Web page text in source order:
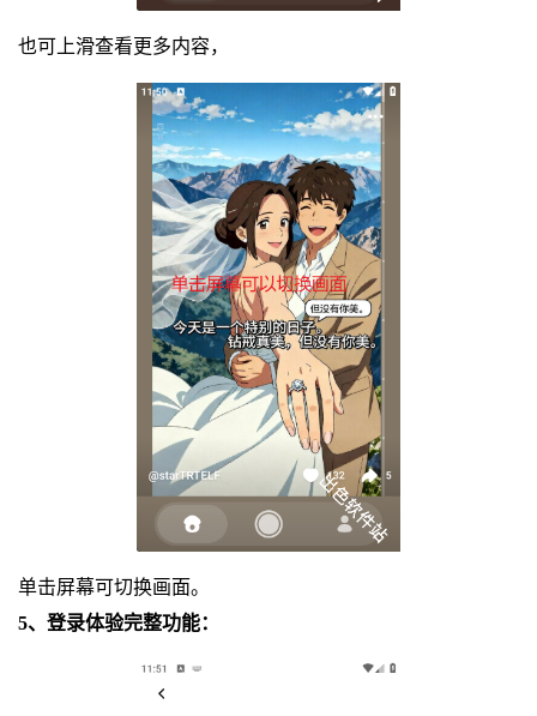
也可上滑查看更多内容，
单击屏幕可切换画面。
5、登录体验完整功能：